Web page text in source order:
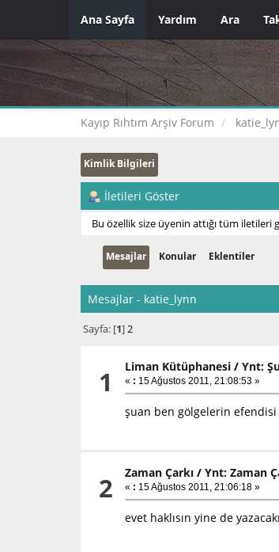
Ana Sayfa Yardım Ara
Kayıp Rıhtım Arşiv Forum
Kimlik Bilgileri
İletileri Göster
Bu özellik size üyenin attığı tüm
Mesajlar Konular Eklentiler
Mesajlar - katie_lynn
Sayfa: [1]2
1 Liman Kütüphanesi /Ynt:
« : 15 Ağustos 2011, 21:08:53 »
şuan ben gölgelerin
2 Zaman Çarkı /Ynt: Zaman
« : 15 Ağustos 2011, 21:06:18 »
evet haklısın yine de